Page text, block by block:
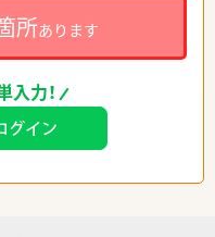
所あります
入力！